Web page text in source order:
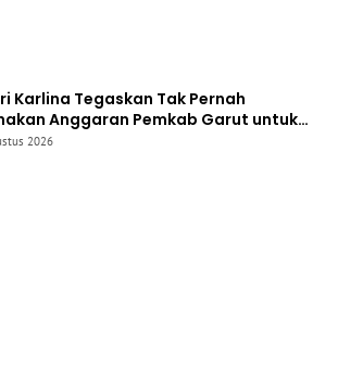
Karlina Tegaskan Tak Pernah
Anggaran Pemkab Garut untuk
Dana Perjalanan Dinas Dialihkan ke
2026